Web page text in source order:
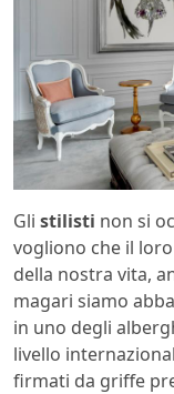
Gli stilisti non si
vogliono che il
della nostra vita,
magari siamo
in uno degli
livello
firmati da griffe